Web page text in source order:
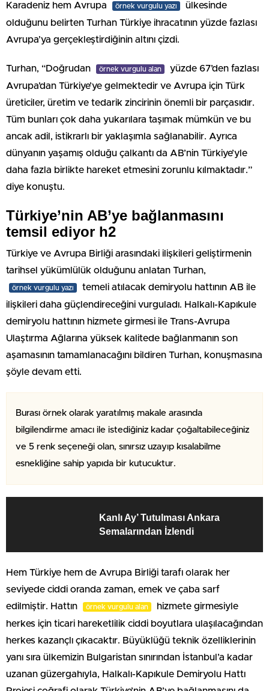
Karadeniz hem Avrupa
örnek vurgulu yazı
ülkesinde
olduğunu belirten Turhan Türkiye ihracatının yüzde fazlası
Avrupa’ya gerçekleştirdiğinin altını çizdi.
Turhan, “Doğrudan örnek vurgulu alan
yüzde 67’den fazlası
Avrupa’dan Türkiye’ye gelmektedir ve Avrupa için Türk
üreticiler, üretim ve tedarik zincirinin önemli bir parçasıdır.
Tüm bunları çok daha yukarılara taşımak mümkün ve bu
ancak adil, istikrarlı bir yaklaşımla sağlanabilir. Ayrıca
dünyanın yaşamış olduğu çalkantı da AB’nin Türkiye’yle
daha fazla birlikte hareket etmesini zorunlu kılmaktadır.”
diye konuştu.
Türkiye’nin AB’ye bağlanmasını
temsil ediyor h2
Türkiye ve Avrupa Birliği arasındaki ilişkileri geliştirmenin
tarihsel yükümlülük olduğunu anlatan Turhan,
örnek vurgulu yazı
temeli atılacak demiryolu hattının AB ile
ilişkileri daha güçlendireceğini vurguladı. Halkalı-Kapıkule
demiryolu hattının hizmete girmesi ile Trans-Avrupa
Ulaştırma Ağlarına yüksek kalitede bağlanmanın son
aşamasının tamamlanacağını bildiren Turhan, konuşmasına
şöyle devam etti.
Burası örnek olarak yaratılmış makale arasında
bilgilendirme amacı ile istediğiniz kadar çoğaltabileceğiniz
ve 5 renk seçeneği olan, sınırsız uzayıp kısalabilme
esnekliğine sahip yapıda bir kutucuktur.
Kanlı Ay’ Tutulması Ankara
Semalarından İzlendi
Hem Türkiye hem de Avrupa Birliği tarafı olarak her
seviyede ciddi oranda zaman, emek ve çaba sarf
edilmiştir. Hattın
örnek vurgulu alan
hizmete girmesiyle
herkes için ticari hareketlilik ciddi boyutlara ulaşılacağından
herkes kazançlı çıkacaktır. Büyüklüğü teknik özelliklerinin
yanı sıra ülkemizin Bulgaristan sınırından İstanbul’a kadar
uzanan güzergahıyla, Halkalı-Kapıkule Demiryolu Hattı